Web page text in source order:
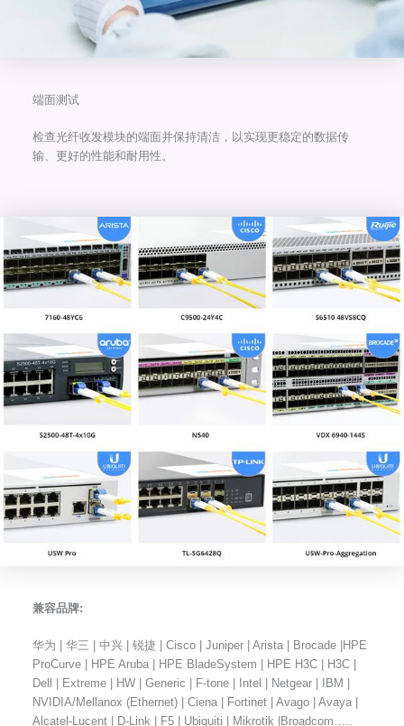
端面测试
检查光纤收发模块的端面并保持清洁，以实现更稳定的数据传
输、更好的性能和耐用性。
兼容品牌:
华为 | 华三 | 中兴 | 锐捷 | Cisco | Juniper | Arista | Brocade |HPE
ProCurve | HPE Aruba | HPE BladeSystem | HPE H3C | H3C |
Dell | Extreme | HW | Generic | F-tone | Intel | Netgear | IBM |
NVIDIA/Mellanox (Ethernet) | Ciena | Fortinet | Avago | Avaya |
Alcatel-Lucent | D-Link | F5 | Ubiquiti | Mikrotik |Broadcom…..